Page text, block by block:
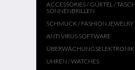
ACCESSORIES / GÜRTEL /
SONNENBRILLEN
SCHMUCK / FASHION JEWELRY
ANTI VIRUS SOFTWARE
ÜBERWACHUNGSELEKTRONIK
UHREN / WATCHES